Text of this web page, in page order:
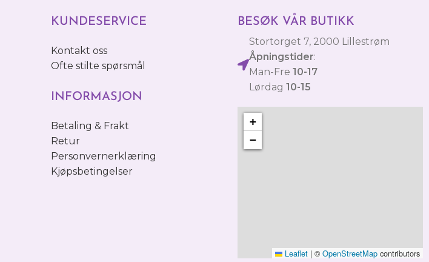
KUNDESERVICE
Kontakt oss
Ofte stilte spørsmål
INFORMASJON
Betaling & Frakt
Retur
Personvernerklæring
Kjøpsbetingelser
BESØK VÅR BUTIKK
Stortorget 7, 2000 Lillestrøm
Åpningstider:
Man-Fre 10-17
Lørdag 10-15
+
−
Leaflet | © OpenStreetMapcontributors